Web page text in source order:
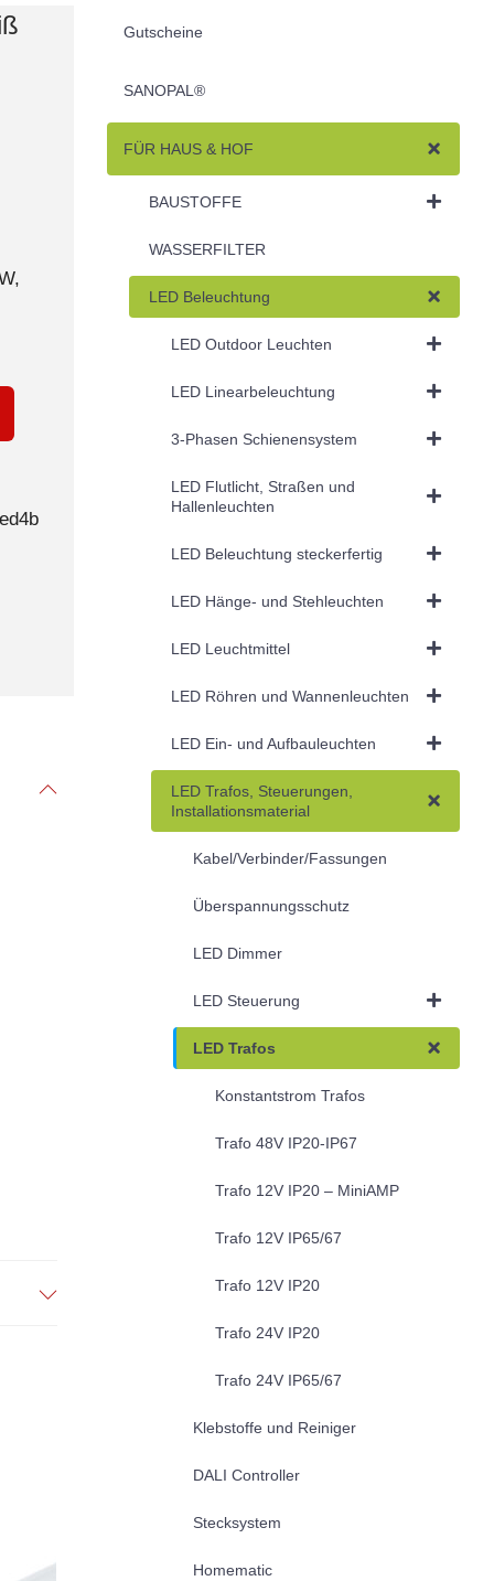
Gutscheine
SANOPAL®
FÜR HAUS & HOF
BAUSTOFFE
WASSERFILTER
LED Beleuchtung
LED Outdoor Leuchten
LED Linearbeleuchtung
3-Phasen Schienensystem
LED Flutlicht, Straßen und
Hallenleuchten
LED Beleuchtung steckerfertig
LED Hänge- und Stehleuchten
LED Leuchtmittel
LED Röhren und Wannenleuchten
LED Ein- und Aufbauleuchten
LED Trafos, Steuerungen,
Installationsmaterial
Kabel/Verbinder/Fassungen
Überspannungsschutz
LED Dimmer
LED Steuerung
LED Trafos
Konstantstrom Trafos
Trafo 48V IP20-IP67
Trafo 12V IP20 – MiniAMP
Trafo 12V IP65/67
Trafo 12V IP20
Trafo 24V IP20
Trafo 24V IP65/67
Klebstoffe und Reiniger
DALI Controller
Stecksystem
Homematic